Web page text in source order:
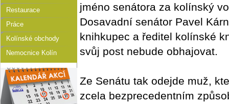
Restaurace
Práce
Kolínské obchody
Nemocnice Kolín
jméno senátora za kolínský
Dosavadní senátor Pavel
knihkupec a ředitel kolínské
svůj post nebude obhajovat.
Ze Senátu tak odejde muž,
zcela bezprecedentním